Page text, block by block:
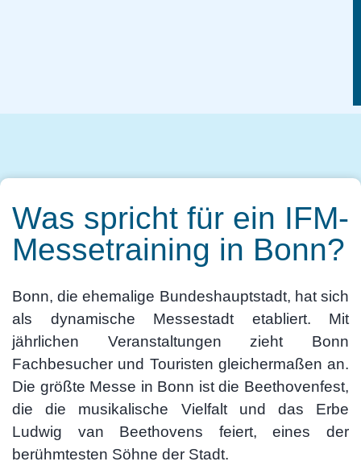
Was spricht für ein IFM-
Messetraining in Bonn?
Bonn, die ehemalige Bundeshauptstadt, hat sich
als dynamische Messestadt etabliert. Mit
jährlichen Veranstaltungen zieht Bonn
Fachbesucher und Touristen gleichermaßen an.
Die größte Messe in Bonn ist die Beethovenfest,
die die musikalische Vielfalt und das Erbe
Ludwig van Beethovens feiert, eines der
berühmtesten Söhne der Stadt.